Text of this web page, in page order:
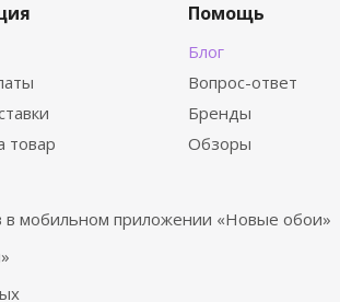
товар
Помощь
Блог
Вопрос-ответ
Бренды
Обзоры
в мобильном приложении «Новые обои»